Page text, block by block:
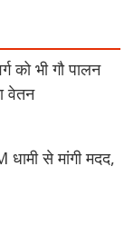
को भी गौ पालन
वेतन
से मांगी मदद,